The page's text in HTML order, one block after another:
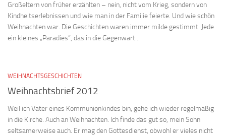
Großeltern von früher erzählten – nein, nicht vom Krieg, sondern von
Kindheitserlebnissen und wie man in der Familie feierte. Und wie schön
Weihnachten war. Die Geschichten waren immer milde gestimmt. Jede
ein kleines „Paradies“, das in die Gegenwart...
WEIHNACHTSGESCHICHTEN
Weihnachtsbrief 2012
Weil ich Vater eines Kommunionkindes bin, gehe ich wieder regelmäßig
in die Kirche. Auch an Weihnachten. Ich finde das gut so, mein Sohn
seltsamerweise auch. Er mag den Gottesdienst, obwohl er vieles nicht